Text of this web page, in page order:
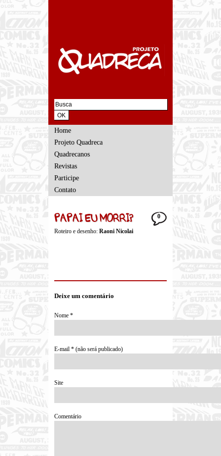
Home
Projeto Quadreca
Quadrecanos
Revistas
Participe
Contato
0
PAPAI EU MORRI?
Roteiro e desenho: Raoni Nicolai
Deixe um comentário
Nome *
E-mail * (não será publicado)
Site
Comentário